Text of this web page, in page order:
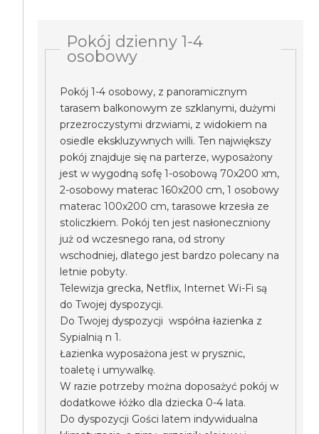
Pokój dzienny 1-4
osobowy
Pokój 1-4 osobowy, z panoramicznym
tarasem balkonowym ze szklanymi, dużymi
przezroczystymi drzwiami, z widokiem na
osiedle ekskluzywnych willi. Ten największy
pokój znajduje się na parterze, wyposażony
jest w wygodną sofę 1-osobową 70x200 xm,
2-osobowy materac 160x200 cm, 1 osobowy
materac 100x200 cm, tarasowe krzesła ze
stoliczkiem. Pokój ten jest nasłoneczniony
już od wczesnego rana, od strony
wschodniej, dlatego jest bardzo polecany na
letnie pobyty.
Telewizja grecka, Netflix, Internet Wi-Fi są
do Twojej dyspozycji.
Do Twojej dyspozycji współna łazienka z
Sypialnią n 1.
Łazienka wyposażona jest w prysznic,
toaletę i umywalkę.
W razie potrzeby można doposażyć pokój w
dodatkowe łóżko dla dziecka 0-4 lata.
Do dyspozycji Gości latem indywidualna